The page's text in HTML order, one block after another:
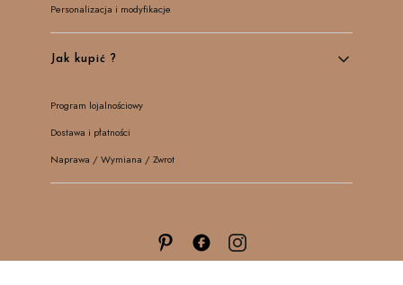
Personalizacja i modyfikacje
Jak kupić ?
Program lojalnościowy
Dostawa i płatności
Naprawa / Wymiana / Zwrot